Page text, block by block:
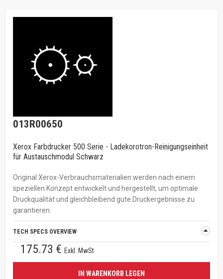
013R00650
Xerox Farbdrucker 500 Serie - Ladekorotron-Reinigungseinheit
für Austauschmodul Schwarz
Original Xerox-Verbrauchsmaterialien werden nach einem
speziellen Konzept entwickelt und hergestellt, um optimale
Druckqualität und gleichbleibend gute Druckergebnisse zu
garantieren.
TECH SPECS OVERVIEW
175.73 € Exkl. MwSt
IN WARENKORB LEGEN